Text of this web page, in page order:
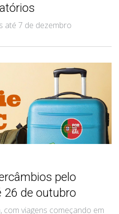
até 7 de dezembro
pelo
26 de outubro
com viagens começando em